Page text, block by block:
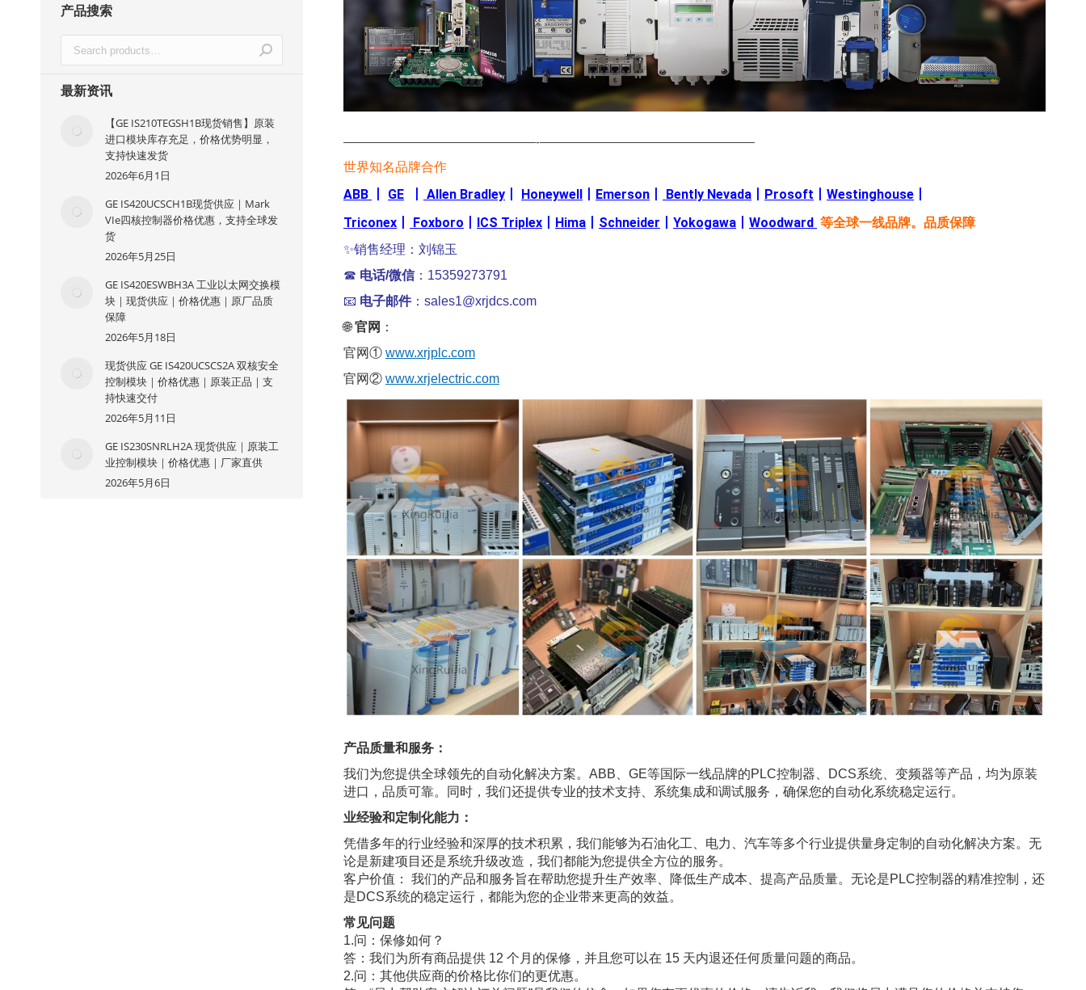
—————————————————-———————————————————
世界知名品牌合作
ABB GE Allen Bradley Honeywell Emerson Bently Nevada Prosoft Westinghouse
Triconex
Foxboro ICS Triplex Hima Schneider Yokogawa Woodward 等全球一线品牌。品质保障
✨销售经理：刘锦玉
☎ 电话/微信：15359273791
📧 电子邮件：sales1@xrjdcs.com
🌐官网 ：
官网① www.xrjplc.com
官网② www.xrjelectric.com
产品质量和服务：
我们为您提供全球领先的自动化解决方案。ABB、GE等国际一线品牌的PLC控制器、DCS系统、变频器等产品，均为原装
进口，品质可靠。同时，我们还提供专业的技术支持、系统集成和调试服务，确保您的自动化系统稳定运行。
业经验和定制化能力：
凭借多年的行业经验和深厚的技术积累，我们能够为石油化工、电力、汽车等多个行业提供量身定制的自动化解决方案。无
论是新建项目还是系统升级改造，我们都能为您提供全方位的服务。
客户价值： 我们的产品和服务旨在帮助您提升生产效率、降低生产成本、提高产品质量。无论是PLC控制器的精准控制，还
是DCS系统的稳定运行，都能为您的企业带来更高的效益。
常见问题
1.问：保修如何？
答：我们为所有商品提供 12 个月的保修，并且您可以在 15 天内退还任何质量问题的商品。
2.问：其他供应商的价格比你们的更优惠。
产品搜索
最新资讯
【GE IS210TEGSH1B现货销售】原装
进口模块库存充足，价格优势明显，
支持快速发货
2026年6月1日
GE IS420UCSCH1B现货供应｜Mark
VIe四核控制器价格优惠，支持全球发
货
2026年5月25日
GE IS420ESWBH3A 工业以太网交换模
块｜现货供应｜价格优惠｜原厂品质
保障
2026年5月18日
现货供应 GE IS420UCSCS2A 双核安全
控制模块｜价格优惠｜原装正品｜支
持快速交付
2026年5月11日
GE IS230SNRLH2A 现货供应｜原装工
业控制模块｜价格优惠｜厂家直供
2026年5月6日